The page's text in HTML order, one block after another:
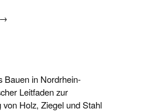
→
Bauen in Nordrhein-
Leitfaden zur
Holz, Ziegel und Stahl